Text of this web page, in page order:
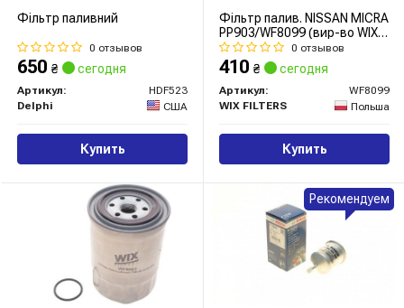
Фільтр паливний
0 отзывов
650 ₴ сегодня
Артикул:
HDF523
Delphi
США
Купить
Фільтр палив. NISSAN MICRA
PP903/WF8099 (вир-во WIX-
FILTERS)
0 отзывов
410 ₴ сегодня
Артикул:
WF8099
WIX FILTERS
Польша
Купить
Рекомендуем